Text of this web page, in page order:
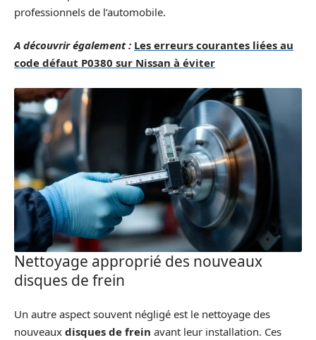
professionnels de l’automobile.
A découvrir également : Les erreurs courantes liées au
code défaut P0380 sur Nissan à éviter
Nettoyage approprié des nouveaux
disques de frein
Un autre aspect souvent négligé est le nettoyage des
nouveaux disques de frein avant leur installation. Ces